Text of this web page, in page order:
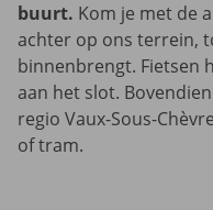
buurt. Kom je met de
achter op ons terrein,
binnenbrengt. Fietsen
aan het slot.
regio Vaux-Sous-
of tram.